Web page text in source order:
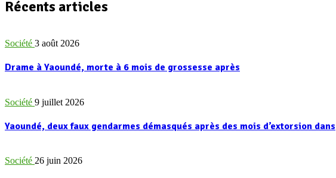
Récents articles
Société 3 août 2026
Drame à Yaoundé, morte à 6 mois de grossesse après
Société 9 juillet 2026
Yaoundé, deux faux gendarmes démasqués après des mois d’extorsion dans
Société 26 juin 2026